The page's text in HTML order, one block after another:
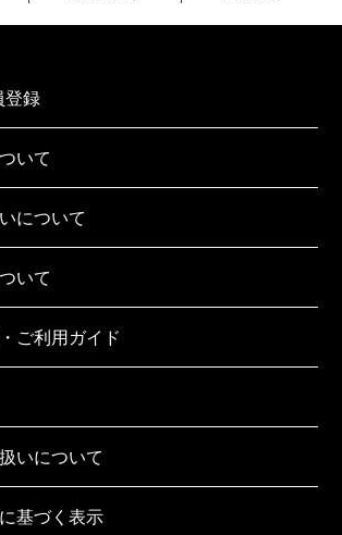
登録
いて
について
いて
ご利用ガイド
いについて
基づく表示